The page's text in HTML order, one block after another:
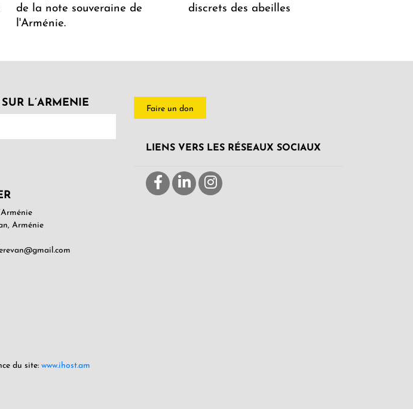
de la note souveraine de
l'Arménie.
discrets des abeilles
L’ARMENIE
Arménie
du site: www.ihost.am
Faire un don
LIENS VERS LES RÉSEAUX SOCIAUX